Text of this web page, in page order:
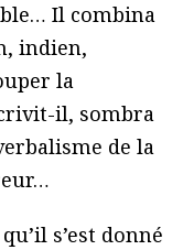
Il combina
indien,
la
il, sombra
de la
s’est donné